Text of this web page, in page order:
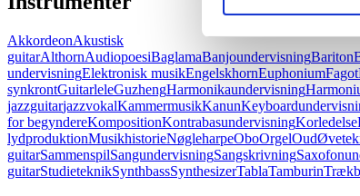
AkkordeonAkustisk
guitarAlthornAudiopoesiBaglamaBanjoundervisningBariton
undervisningElektronisk musikEngelskhornEuphoniumFagot
synkrontGuitarleleGuzhengHarmonikaundervisning
jazzguitarjazzvokalKammermusikKanun
for begyndereKompositionKontrabasundervisningKorledelse
lydproduktionMusikhistorieNøgleharpeOboOrgelOud
guitarSammenspilSangundervisningSangskrivning
guitarStudieteknikSynthbassSynthesizerTablaTamburin